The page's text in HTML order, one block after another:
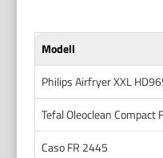
Modell
Philips Airfryer XXL
Tefal Oleoclean Compact
Caso FR 2445